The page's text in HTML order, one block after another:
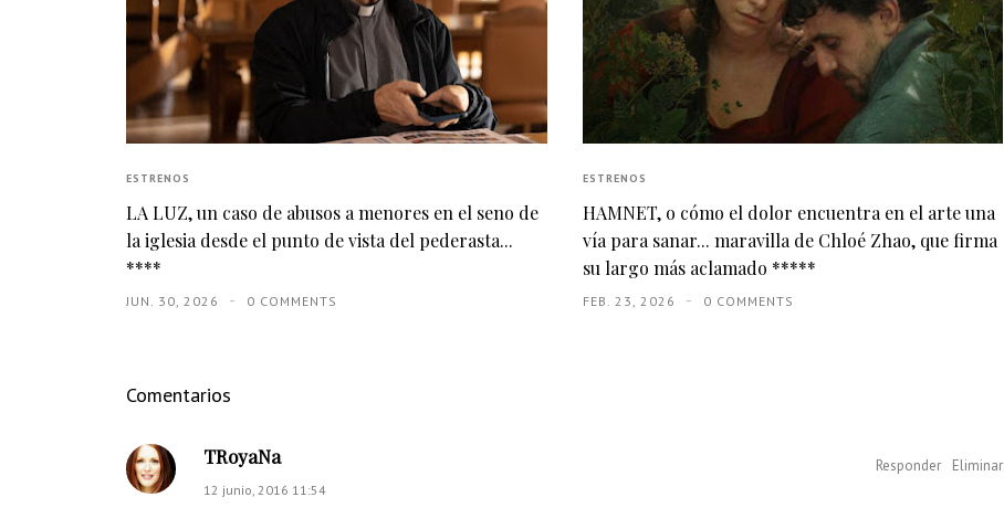
ESTRENOS
LA LUZ, un caso de abusos a menores en el seno de
la iglesia desde el punto de vista del pederasta...
****
JUN. 30, 2026 0 COMMENTS
ESTRENOS
HAMNET, o cómo el dolor encuentra en el arte una
vía para sanar... maravilla de Chloé Zhao, que firma
su largo más aclamado *****
FEB. 23, 2026 0 COMMENTS
Comentarios
TRoyaNa
12 junio, 2016 11:54
Responder Eliminar